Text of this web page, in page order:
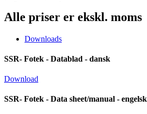
Alle priser er ekskl. moms
Downloads
SSR- Fotek - Datablad - dansk
Download
SSR- Fotek - Data sheet/manual -